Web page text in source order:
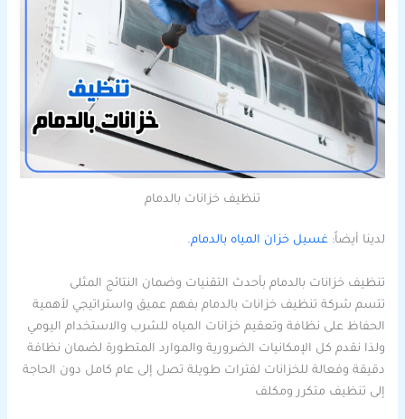
تنظيف خزانات بالدمام
لدينا أيضاً:غسيل خزان المياه بالدمام.
تنظيف خزانات بالدمام بأحدث التقنيات وضمان النتائج المثلى
تتسم شركة تنظيف خزانات بالدمام بفهم عميق واستراتيجي لأهمية
الحفاظ على نظافة وتعقيم خزانات المياه للشرب والاستخدام اليومي
ولذا نقدم كل الإمكانيات الضرورية والموارد المتطورة لضمان نظافة
دقيقة وفعالة للخزانات لفترات طويلة تصل إلى عام كامل دون الحاجة
إلى تنظيف متكرر ومكلف